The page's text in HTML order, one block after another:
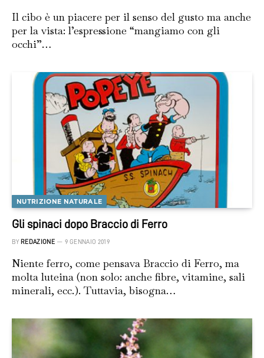
Il cibo è un piacere per il senso del gusto ma anche
per la vista: l’espressione “mangiamo con gli
occhi”…
NUTRIZIONE NATURALE
Gli spinaci dopo Braccio di Ferro
BY REDAZIONE 9 GENNAIO 2019
Niente ferro, come pensava Braccio di Ferro, ma
molta luteina (non solo: anche fibre, vitamine, sali
minerali, ecc.). Tuttavia, bisogna…